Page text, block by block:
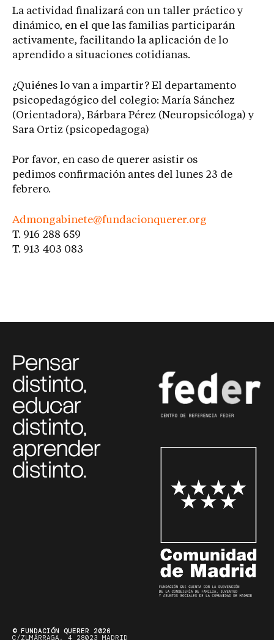
La actividad finalizará con un taller práctico y
dinámico, en el que las familias participarán
activamente, facilitando la aplicación de lo
aprendido a situaciones cotidianas.
¿Quiénes lo van a impartir? El departamento
psicopedagógico del colegio: María Sánchez
(Orientadora), Bárbara Pérez (Neuropsicóloga) y
Sara Ortiz (psicopedagoga)
Por favor, en caso de querer asistir os
pedimos confirmación antes del lunes 23 de
febrero.
Admongabinete@fundacionquerer.org
T. 916 288 659
T. 913 403 083
Pensar
distinto,
educar
distinto,
aprender
distinto.
© FUNDACIÓN QUERER 2026
C/ZUMÁRRAGA, 4 28023 MADRID